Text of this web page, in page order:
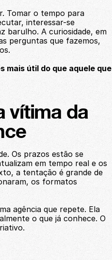
Tomar o tempo para
interessar-se
barulho. A curiosidade, em
perguntas que fazemos,
mais útil do que aquele que
vítima da
Os prazos estão se
em tempo real e os
a tentação é grande de
os formatos
agência que repete. Ela
o que já conhece. O